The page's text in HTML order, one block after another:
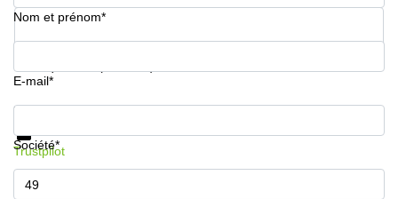
Nom et prénom*
E-mail*
Société*
Informations et prix
Trustpilot